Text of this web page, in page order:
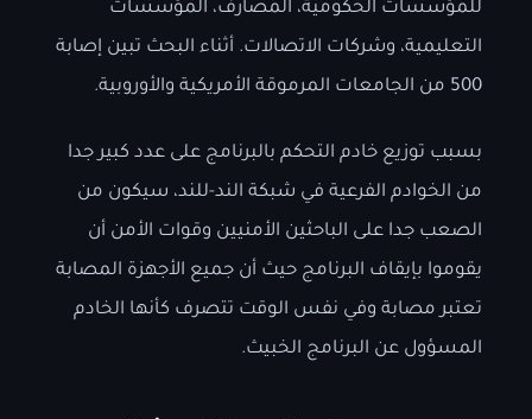
للمؤسسات الحكومية، المصارف، المؤسسات
التعليمية، وشركات الاتصالات. أثناء البحث تبين إصابة
500 من الجامعات المرموقة الأمريكية والأوروبية.
بسبب توزيع خادم التحكم بالبرنامج على عدد كبير جدا
من الخوادم الفرعية في شبكة الند-للند، سيكون من
الصعب جدا على الباحثين الأمنيين وقوات الأمن أن
يقوموا بإيقاف البرنامج حيث أن جميع الأجهزة المصابة
تعتبر مصابة وفي نفس الوقت تتصرف كأنها الخادم
المسؤول عن البرنامج الخبيث.